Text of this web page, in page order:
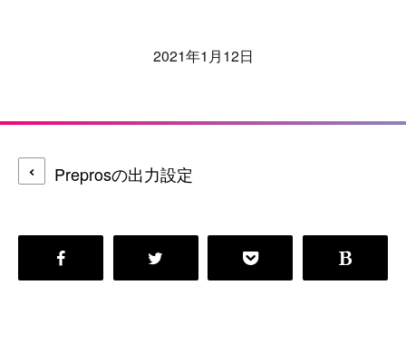
2021年1月12日
Preprosの出力設定